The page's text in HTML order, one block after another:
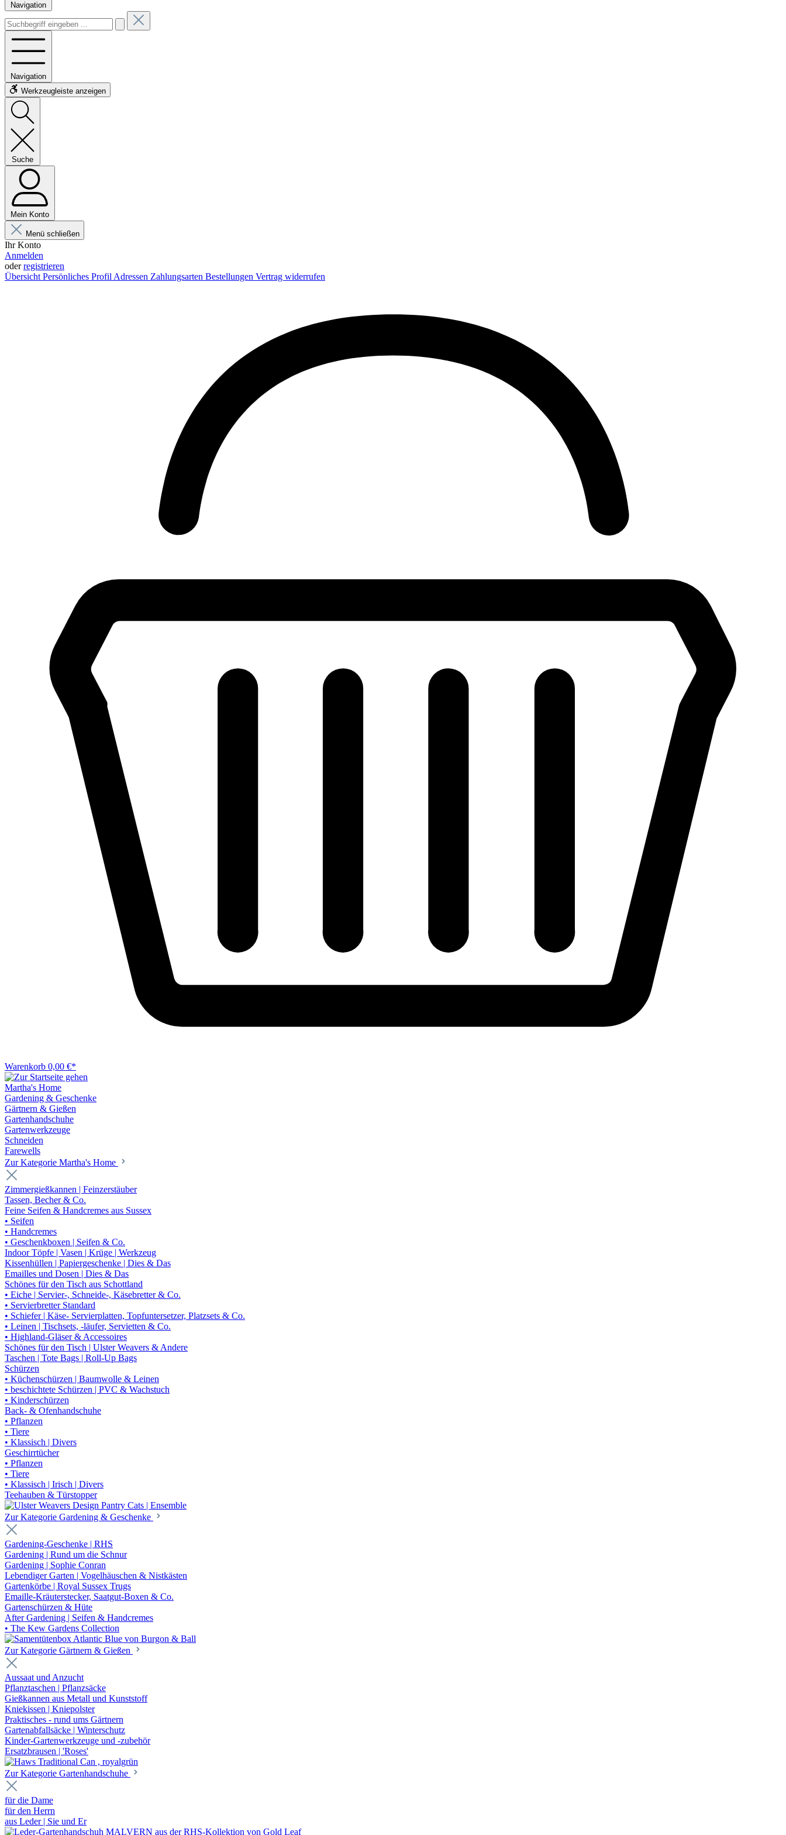
Navigation
Navigation
Werkzeugleiste anzeigen
Suche
Mein Konto
Menü schließen
Ihr Konto
Anmelden
oderregistrieren
Übersicht Persönliches Profil Adressen Zahlungsarten Bestellungen Vertrag widerrufen
Warenkorb 0,00 €*
Martha's Home
Gardening & Geschenke
Gärtnern & Gießen
Gartenhandschuhe
Gartenwerkzeuge
Schneiden
Farewells
Zur Kategorie Martha's Home
Zimmergießkannen | Feinzerstäuber
Tassen, Becher & Co.
Feine Seifen & Handcremes aus Sussex
• Seifen
• Handcremes
• Geschenkboxen | Seifen & Co.
Indoor Töpfe | Vasen | Krüge | Werkzeug
Kissenhüllen | Papiergeschenke | Dies & Das
Emailles und Dosen | Dies & Das
Schönes für den Tisch aus Schottland
• Eiche | Servier-, Schneide-, Käsebretter & Co.
• Servierbretter Standard
• Schiefer | Käse- Servierplatten, Topfuntersetzer, Platzsets & Co.
• Leinen | Tischsets, -läufer, Servietten & Co.
• Highland-Gläser & Accessoires
Schönes für den Tisch | Ulster Weavers & Andere
Taschen | Tote Bags | Roll-Up Bags
Schürzen
• Küchenschürzen | Baumwolle & Leinen
• beschichtete Schürzen | PVC & Wachstuch
• Kinderschürzen
Back- & Ofenhandschuhe
• Pflanzen
• Tiere
• Klassisch | Divers
Geschirrtücher
• Pflanzen
• Tiere
• Klassisch | Irisch | Divers
Teehauben & Türstopper
Zur Kategorie Gardening & Geschenke
Gardening-Geschenke | RHS
Gardening | Rund um die Schnur
Gardening | Sophie Conran
Lebendiger Garten | Vogelhäuschen & Nistkästen
Gartenkörbe | Royal Sussex Trugs
Emaille-Kräuterstecker, Saatgut-Boxen & Co.
Gartenschürzen & Hüte
After Gardening | Seifen & Handcremes
• The Kew Gardens Collection
Zur Kategorie Gärtnern & Gießen
Aussaat und Anzucht
Pflanztaschen | Pflanzsäcke
Gießkannen aus Metall und Kunststoff
Kniekissen | Kniepolster
Praktisches - rund ums Gärtnern
Gartenabfallsäcke | Winterschutz
Kinder-Gartenwerkzeuge und -zubehör
Ersatzbrausen | 'Roses'
Zur Kategorie Gartenhandschuhe
für die Dame
für den Herrn
aus Leder | Sie und Er